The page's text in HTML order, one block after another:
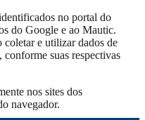
no portal do
do Google e ao Mautic.
coletar e utilizar dados de
suas respectivas
nos sites dos
navegador.